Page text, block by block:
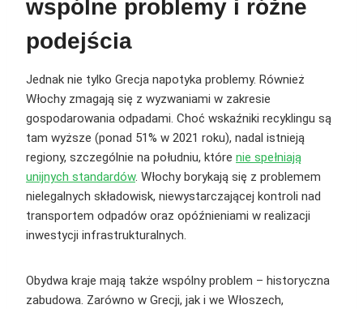
wspólne problemy i różne
podejścia
Jednak nie tylko Grecja napotyka problemy. Również
Włochy zmagają się z wyzwaniami w zakresie
gospodarowania odpadami. Choć wskaźniki recyklingu są
tam wyższe (ponad 51% w 2021 roku), nadal istnieją
regiony, szczególnie na południu, które nie spełniają
unijnych standardów. Włochy borykają się z problemem
nielegalnych składowisk, niewystarczającej kontroli nad
transportem odpadów oraz opóźnieniami w realizacji
inwestycji infrastrukturalnych.
Obydwa kraje mają także wspólny problem – historyczna
zabudowa. Zarówno w Grecji, jak i we Włoszech,